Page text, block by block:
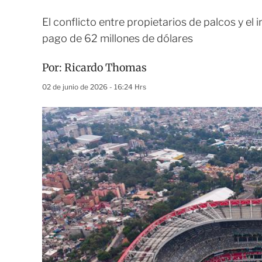
El conflicto entre propietarios de palcos y el
pago de 62 millones de dólares
Por: Ricardo Thomas
02 de junio de 2026 - 16:24 Hrs